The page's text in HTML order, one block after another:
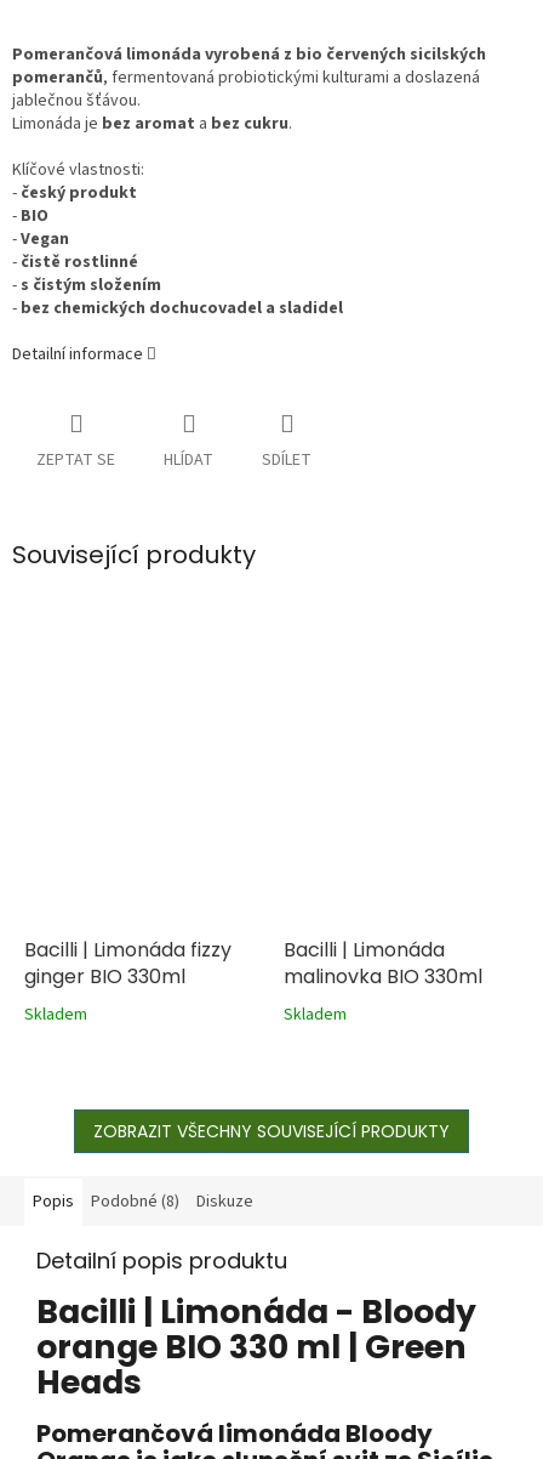
Pomerančová limonáda vyrobená z bio červených sicilských
pomerančů, fermentovaná probiotickými kulturami a doslazená
jablečnou šťávou.
Limonáda je bez aromat a bez cukru.
Klíčové vlastnosti:
- český produkt
- BIO
-Vegan
- čistě rostlinné
- s čistým složením
- bez chemických dochucovadel a sladidel
Detailní informace
ZEPTAT SE HLÍDAT SDÍLET
Související produkty
Bacilli | Limonáda fizzy
ginger BIO 330ml
Skladem
Bacilli | Limonáda
malinovka BIO 330ml
Skladem
ZOBRAZIT VŠECHNY SOUVISEJÍCÍ PRODUKTY
Popis Podobné (8) Diskuze
Detailní popis produktu
Bacilli | Limonáda - Bloody
orange BIO 330 ml | Green
Heads
Pomerančová limonáda Bloody